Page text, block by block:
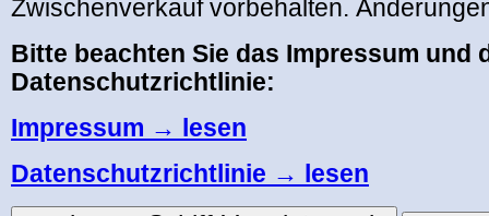
Zwischenverkauf vorbehalten.
Bitte beachten Sie das Impressum und
Datenschutzrichtlinie:
Impressum → lesen
Datenschutzrichtlinie → lesen